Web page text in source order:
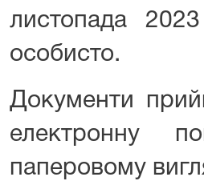
листопада
особисто.
Документи
електронну
паперовому